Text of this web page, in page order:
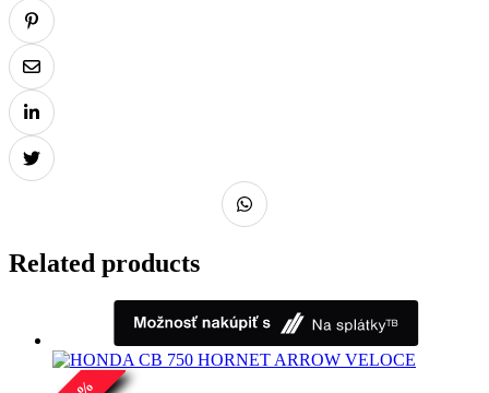
Related products